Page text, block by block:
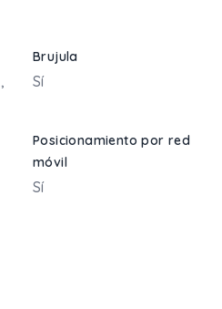
Brujula
Sí
Posicionamiento por red
móvil
Sí